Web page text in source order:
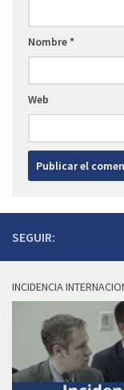
Nombre*
Web
SEGUIR:
INCIDENCIA